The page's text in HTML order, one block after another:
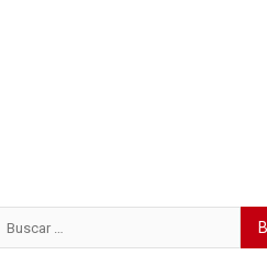
Buscar: